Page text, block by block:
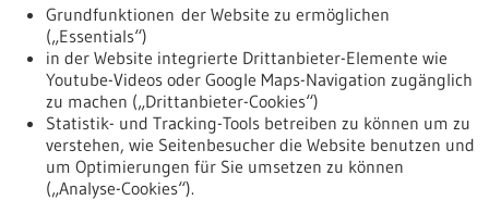
Max Delbrück Center Bioengineering
Symposium
Berlin,Anmeldefrist:03.07.2026, Kongress/Symposium
https://www.gesundheitsindustrie-
bw.de/veranstaltung/max-delbrueck-center-bioengineering-
symposium
Grundfunktionen der Website zu ermöglichen
(„Essentials“)
in der Website integrierte Drittanbieter-Elemente wie
Youtube-Videos oder Google Maps-Navigation zugänglich
zu machen („Drittanbieter-Cookies“)
Statistik- und Tracking-Tools betreiben zu können um zu
verstehen, wie Seitenbesucher die Website benutzen und
um Optimierungen für Sie umsetzen zu können
(„Analyse-Cookies“).